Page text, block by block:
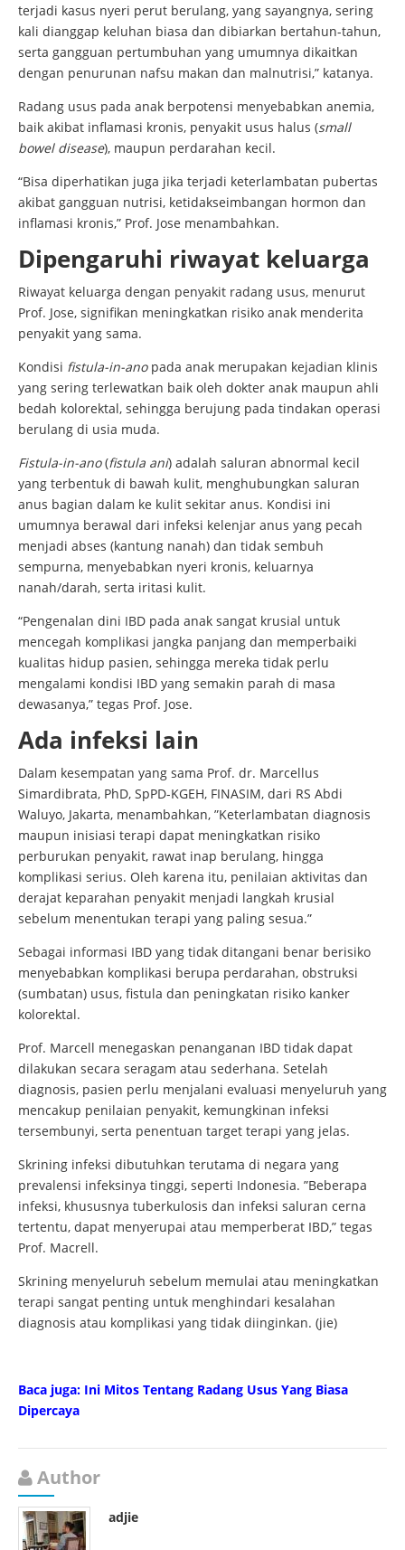
terjadi kasus nyeri perut berulang, yang sayangnya, sering
kali dianggap keluhan biasa dan dibiarkan bertahun-tahun,
serta gangguan pertumbuhan yang umumnya dikaitkan
dengan penurunan nafsu makan dan malnutrisi,” katanya.
Radang usus pada anak berpotensi menyebabkan anemia,
baik akibat inflamasi kronis, penyakit usus halus (small
bowel disease), maupun perdarahan kecil.
“Bisa diperhatikan juga jika terjadi keterlambatan pubertas
akibat gangguan nutrisi, ketidakseimbangan hormon dan
inflamasi kronis,” Prof. Jose menambahkan.
Dipengaruhi riwayat keluarga
Riwayat keluarga dengan penyakit radang usus, menurut
Prof. Jose, signifikan meningkatkan risiko anak menderita
penyakit yang sama.
Kondisi fistula-in-anopada anak merupakan kejadian klinis
yang sering terlewatkan baik oleh dokter anak maupun ahli
bedah kolorektal, sehingga berujung pada tindakan operasi
berulang di usia muda.
Fistula-in-ano(fistula ani) adalah saluran abnormal kecil
yang terbentuk di bawah kulit, menghubungkan saluran
anus bagian dalam ke kulit sekitar anus. Kondisi ini
umumnya berawal dari infeksi kelenjar anus yang pecah
menjadi abses (kantung nanah) dan tidak sembuh
sempurna, menyebabkan nyeri kronis, keluarnya
nanah/darah, serta iritasi kulit.
“Pengenalan dini IBD pada anak sangat krusial untuk
mencegah komplikasi jangka panjang dan memperbaiki
kualitas hidup pasien, sehingga mereka tidak perlu
mengalami kondisi IBD yang semakin parah di masa
dewasanya,” tegas Prof. Jose.
Ada infeksi lain
Dalam kesempatan yang sama Prof. dr. Marcellus
Simardibrata, PhD, SpPD-KGEH, FINASIM, dari RS Abdi
Waluyo, Jakarta, menambahkan, ”Keterlambatan diagnosis
maupun inisiasi terapi dapat meningkatkan risiko
perburukan penyakit, rawat inap berulang, hingga
komplikasi serius. Oleh karena itu, penilaian aktivitas dan
derajat keparahan penyakit menjadi langkah krusial
sebelum menentukan terapi yang paling sesua.”
Sebagai informasi IBD yang tidak ditangani benar berisiko
menyebabkan komplikasi berupa perdarahan, obstruksi
(sumbatan) usus, fistula dan peningkatan risiko kanker
kolorektal.
Prof. Marcell menegaskan penanganan IBD tidak dapat
dilakukan secara seragam atau sederhana. Setelah
diagnosis, pasien perlu menjalani evaluasi menyeluruh yang
mencakup penilaian penyakit, kemungkinan infeksi
tersembunyi, serta penentuan target terapi yang jelas.
Skrining infeksi dibutuhkan terutama di negara yang
prevalensi infeksinya tinggi, seperti Indonesia. ”Beberapa
infeksi, khususnya tuberkulosis dan infeksi saluran cerna
tertentu, dapat menyerupai atau memperberat IBD,” tegas
Prof. Macrell.
Skrining menyeluruh sebelum memulai atau meningkatkan
terapi sangat penting untuk menghindari kesalahan
diagnosis atau komplikasi yang tidak diinginkan. (jie)
Baca juga: Ini Mitos Tentang Radang Usus Yang Biasa
Dipercaya
Author
adjie